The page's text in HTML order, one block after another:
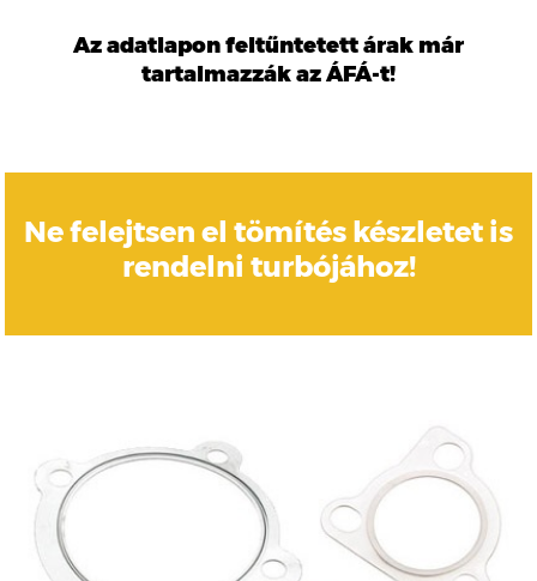
Az adatlapon feltűntetett árak már
tartalmazzák az ÁFÁ-t!
Ne felejtsen el tömítés készletet is
rendelni turbójához!